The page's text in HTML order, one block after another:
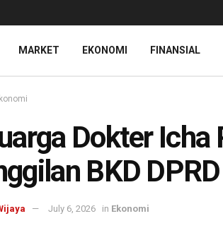
MARKET EKONOMI FINANSIAL
Dokter Icha
BKD
July 6, 2026 in Ekonomi